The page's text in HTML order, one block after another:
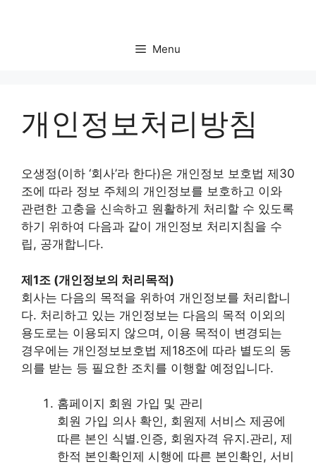
Menu
개인정보처리방침
오생정(이하 ‘회사’라 한다)은 개인정보 보호법 제30
조에 따라 정보 주체의 개인정보를 보호하고 이와
관련한 고충을 신속하고 원활하게 처리할 수 있도록
하기 위하여 다음과 같이 개인정보 처리지침을 수
립, 공개합니다.
제1조 (개인정보의 처리목적)
회사는 다음의 목적을 위하여 개인정보를 처리합니
다. 처리하고 있는 개인정보는 다음의 목적 이외의
용도로는 이용되지 않으며, 이용 목적이 변경되는
경우에는 개인정보보호법 제18조에 따라 별도의 동
의를 받는 등 필요한 조치를 이행할 예정입니다.
홈페이지 회원 가입 및 관리
회원 가입 의사 확인, 회원제 서비스 제공에
따른 본인 식별․인증, 회원자격 유지․관리, 제
한적 본인확인제 시행에 따른 본인확인, 서비